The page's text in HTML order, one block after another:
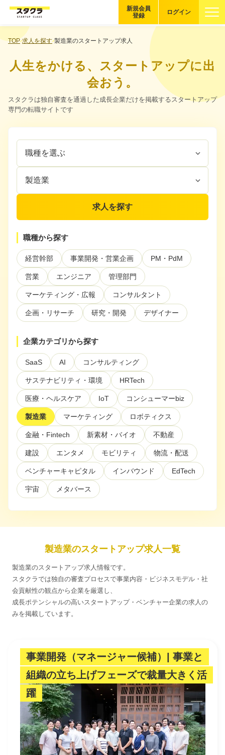
ブックマーク
企業を探す
適性診断 無料・5分
スタクラが選ばれる理由
スタートアップ厳選の仕組み
Startup Magazine
イベント・セミナー
特集記事
CEOインタビュー
大学発スタートアップ
導入事例
お問い合わせ
法人向け資料ダウンロード
/採用検討企業様へ
利用規約プライバシーポリシー採用情報 会社概要 採用検討企業様へ
パートナーの方へ
ログイン
新規会員
登録
TOP 求人を探す 製造業のスタートアップ求人
人生をかける、スタートアップに出
会おう。
スタクラは独自審査を通過した成長企業だけを掲載するスタートアップ
専門の転職サイトです
職
を
企
カ
リ
選
求人を探す
職種から探す
経営幹部 事業開発・営業企画 PM・PdM
営業 エンジニア 管理部門
マーケティング・広報 コンサルタント
企画・リサーチ 研究・開発 デザイナー
企業カテゴリから探す
SaaS AI コンサルティング
サステナビリティ・環境 HRTech
医療・ヘルスケア IoT コンシューマーbiz
製造業 マーケティング ロボティクス
金融・Fintech 新素材・バイオ 不動産
建設 エンタメ モビリティ 物流・配送
ベンチャーキャピタル インバウンド EdTech
宇宙 メタバース
製造業のスタートアップ求人一覧
製造業のスタートアップ求人情報です。
スタクラでは独自の審査プロセスで事業内容・ビジネスモデル・社
会貢献性の観点から企業を厳選し、
成長ポテンシャルの高いスタートアップ・ベンチャー企業の求人の
みを掲載しています。
事業開発（マネージャー候補）| 事業と
組織の立ち上げフェーズで裁量大きく活
躍